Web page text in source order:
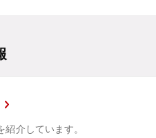
介しています。